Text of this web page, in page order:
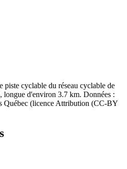
piste cyclable du réseau cyclable de
longue d'environ 3.7 km. Données :
Québec (licence Attribution (CC-BY